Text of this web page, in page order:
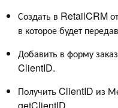
Создать в RetailCRM
в которое будет
Добавить в форму
ClientID.
Получить ClientID из
getClientID.